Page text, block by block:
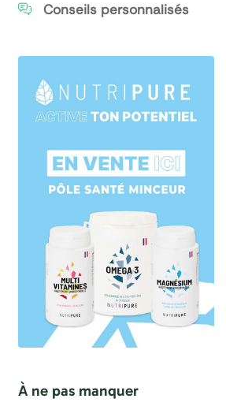
Conseils personnalisés
À ne pas manquer